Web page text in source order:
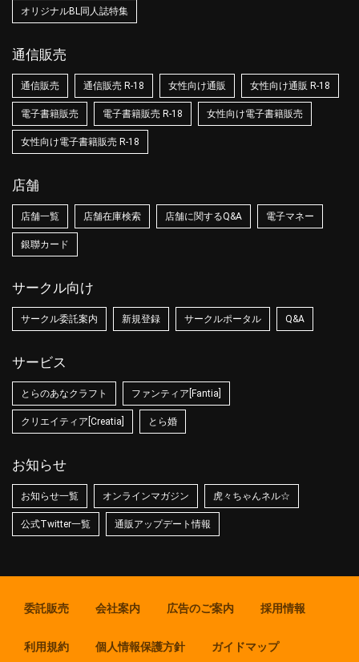
オリジナルBL同人誌特集
通信販売
通信販売 通信販売 R-18 女性向け通販 女性向け通販 R-18
電子書籍販売 電子書籍販売 R-18 女性向け電子書籍販売
女性向け電子書籍販売 R-18
店舗
店舗一覧 店舗在庫検索 店舗に関するQ&A 電子マネー
銀聯カード
サークル向け
サークル委託案内 新規登録 サークルポータル Q&A
サービス
とらのあなクラフト ファンティア[Fantia]
クリエイティア[Creatia] とら婚
お知らせ
お知らせ一覧 オンラインマガジン 虎々ちゃんネル☆
公式Twitter一覧 通販アップデート情報
委託販売 会社案内 広告のご案内 採用情報
利用規約 個人情報保護方針 ガイドマップ